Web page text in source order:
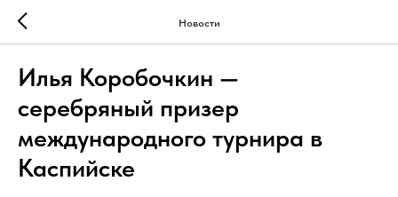
Новости
Илья Коробочкин —
серебряный призер
международного турнира в
Каспийске